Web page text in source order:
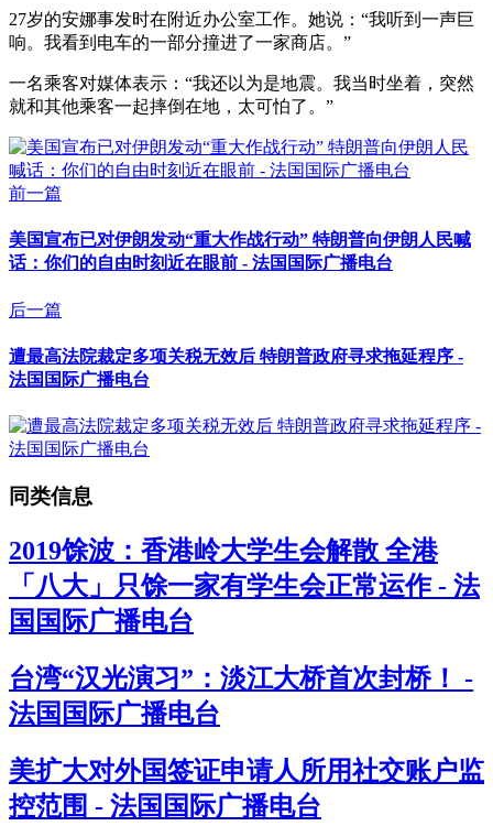
27岁的安娜事发时在附近办公室工作。她说：“我听到一声巨
响。我看到电车的一部分撞进了一家商店。”
一名乘客对媒体表示：“我还以为是地震。我当时坐着，突然
就和其他乘客一起摔倒在地，太可怕了。”
前一篇
美国宣布已对伊朗发动“重大作战行动” 特朗普向伊朗人民喊
话：你们的自由时刻近在眼前 - 法国国际广播电台
后一篇
遭最高法院裁定多项关税无效后 特朗普政府寻求拖延程序 -
法国国际广播电台
同类信息
2019馀波：香港岭大学生会解散 全港
「八大」只馀一家有学生会正常运作 - 法
国国际广播电台
台湾“汉光演习”：淡江大桥首次封桥！ -
法国国际广播电台
美扩大对外国签证申请人所用社交账户监
控范围 - 法国国际广播电台